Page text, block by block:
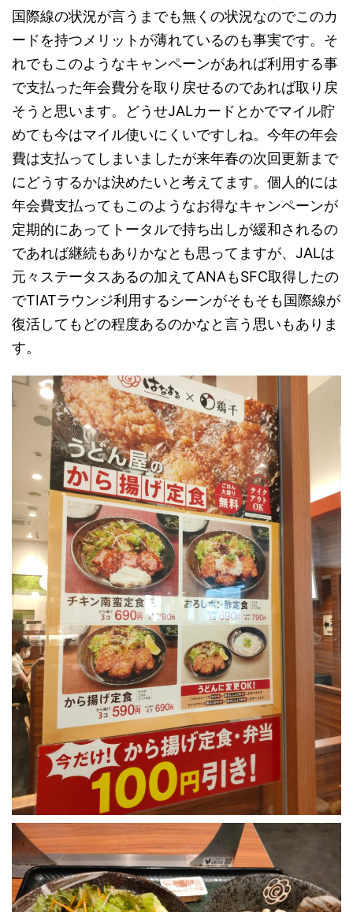
国際線の状況が言うまでも無くの状況なのでこのカ
ードを持つメリットが薄れているのも事実です。そ
れでもこのようなキャンペーンがあれば利用する事
で支払った年会費分を取り戻せるのであれば取り戻
そうと思います。どうせJALカードとかでマイル貯
めても今はマイル使いにくいですしね。今年の年会
費は支払ってしまいましたが来年春の次回更新まで
にどうするかは決めたいと考えてます。個人的には
年会費支払ってもこのようなお得なキャンペーンが
定期的にあってトータルで持ち出しが緩和されるの
であれば継続もありかなとも思ってますが、JALは
元々ステータスあるの加えてANAもSFC取得したの
でTIATラウンジ利用するシーンがそもそも国際線が
復活してもどの程度あるのかなと言う思いもありま
す。